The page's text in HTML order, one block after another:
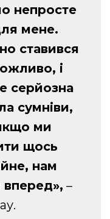
непросте
мене.
ставився
і
серйозна
сумніви,
ми
щось
нам
вперед», –